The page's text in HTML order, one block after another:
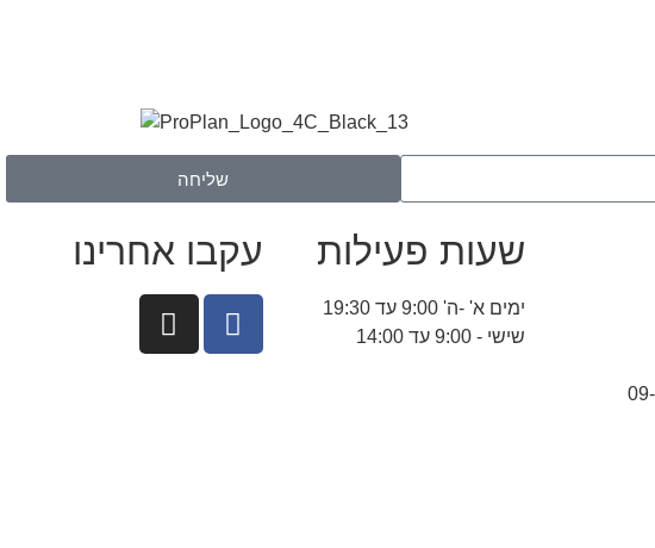
שליחה
שעות פעילות
ימים א' -ה' 9:00 עד 19:30
שישי - 9:00 עד 14:00
עקבו אחרינו